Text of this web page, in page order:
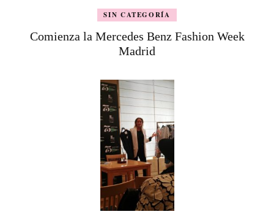
SIN CATEGORÍA
Comienza la Mercedes Benz Fashion Week
Madrid